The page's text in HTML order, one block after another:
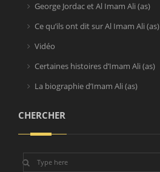
George Jordac et Al Imam Ali (as)
Ce qu’ils ont dit sur Al Imam Ali (as)
Vidéo
Certaines histoires d’Imam Ali (as)
La biographie d’Imam Ali (as)
CHERCHER